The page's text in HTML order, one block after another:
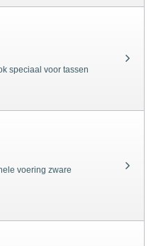
speciaal voor tassen
voering zware